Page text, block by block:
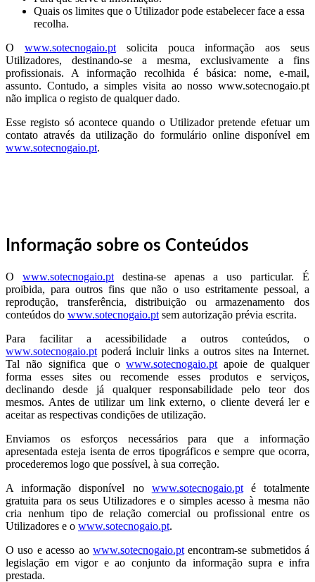
Quais os limites que o Utilizador pode estabelecer face a essa
recolha.
O www.sotecnogaio.ptsolicita pouca informação aos seus
Utilizadores, destinando-se a mesma, exclusivamente a fins
profissionais. A informação recolhida é básica: nome, e-mail,
assunto. Contudo, a simples visita ao nosso www.sotecnogaio.pt
não implica o registo de qualquer dado.
Esse registo só acontece quando o Utilizador pretende efetuar um
contato através da utilização do formulário online disponível em
www.sotecnogaio.pt.
Informação sobre os Conteúdos
O www.sotecnogaio.pt destina-se apenas a uso particular. É
proibida, para outros fins que não o uso estritamente pessoal, a
reprodução, transferência, distribuição ou armazenamento dos
conteúdos do www.sotecnogaio.pt sem autorização prévia escrita.
Para facilitar a acessibilidade a outros conteúdos, o
www.sotecnogaio.pt poderá incluir links a outros sites na Internet.
Tal não significa que owww.sotecnogaio.pt apoie de qualquer
forma esses sites ou recomende esses produtos e serviços,
declinando desde já qualquer responsabilidade pelo teor dos
mesmos. Antes de utilizar um link externo, o cliente deverá ler e
aceitar as respectivas condições de utilização.
Enviamos os esforços necessários para que a informação
apresentada esteja isenta de erros tipográficos e sempre que ocorra,
procederemos logo que possível, à sua correção.
A informação disponível no www.sotecnogaio.pté totalmente
gratuita para os seus Utilizadores e o simples acesso à mesma não
cria nenhum tipo de relação comercial ou profissional entre os
Utilizadores e o www.sotecnogaio.pt.
O uso e acesso ao www.sotecnogaio.ptencontram-se submetidos á
legislação em vigor e ao conjunto da informação supra e infra
prestada.